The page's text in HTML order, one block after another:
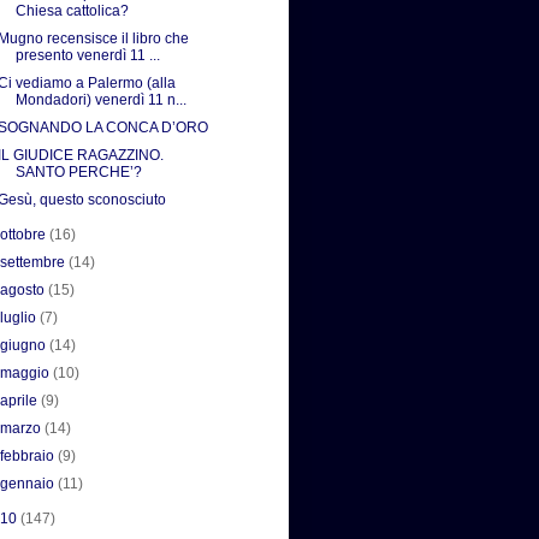
Chiesa cattolica?
recensisce il libro che
presento venerdì 11 ...
vediamo a Palermo (alla
Mondadori) venerdì 11 n...
LA CONCA D’ORO
GIUDICE RAGAZZINO.
SANTO PERCHE’?
questo sconosciuto
ottobre(16)
settembre(14)
agosto(15)
luglio(7)
giugno(14)
maggio(10)
aprile(9)
marzo(14)
febbraio(9)
gennaio(11)
(147)